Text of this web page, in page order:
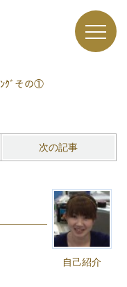
ﾝｸﾞその①
次の記事
自己紹介